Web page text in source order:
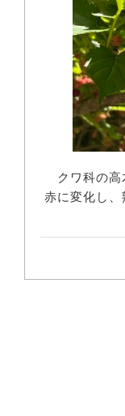
クワ科の高
赤に変化し、